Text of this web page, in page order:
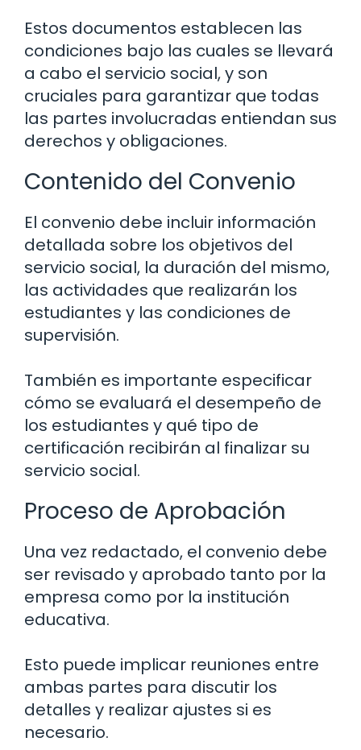
Estos documentos establecen las
condiciones bajo las cuales se llevará
a cabo el servicio social, y son
cruciales para garantizar que todas
las partes involucradas entiendan sus
derechos y obligaciones.
Contenido del Convenio
El convenio debe incluir información
detallada sobre los objetivos del
servicio social, la duración del mismo,
las actividades que realizarán los
estudiantes y las condiciones de
supervisión.
También es importante especificar
cómo se evaluará el desempeño de
los estudiantes y qué tipo de
certificación recibirán al finalizar su
servicio social.
Proceso de Aprobación
Una vez redactado, el convenio debe
ser revisado y aprobado tanto por la
empresa como por la institución
educativa.
Esto puede implicar reuniones entre
ambas partes para discutir los
detalles y realizar ajustes si es
necesario.